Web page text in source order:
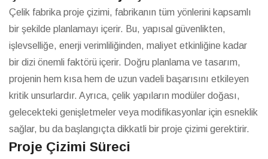
Çelik fabrika proje çizimi, fabrikanın tüm yönlerini kapsamlı
bir şekilde planlamayı içerir. Bu, yapısal güvenlikten,
işlevselliğe, enerji verimliliğinden, maliyet etkinliğine kadar
bir dizi önemli faktörü içerir. Doğru planlama ve tasarım,
projenin hem kısa hem de uzun vadeli başarısını etkileyen
kritik unsurlardır. Ayrıca, çelik yapıların modüler doğası,
gelecekteki genişletmeler veya modifikasyonlar için esneklik
sağlar, bu da başlangıçta dikkatli bir proje çizimi gerektirir.
Proje Çizimi Süreci